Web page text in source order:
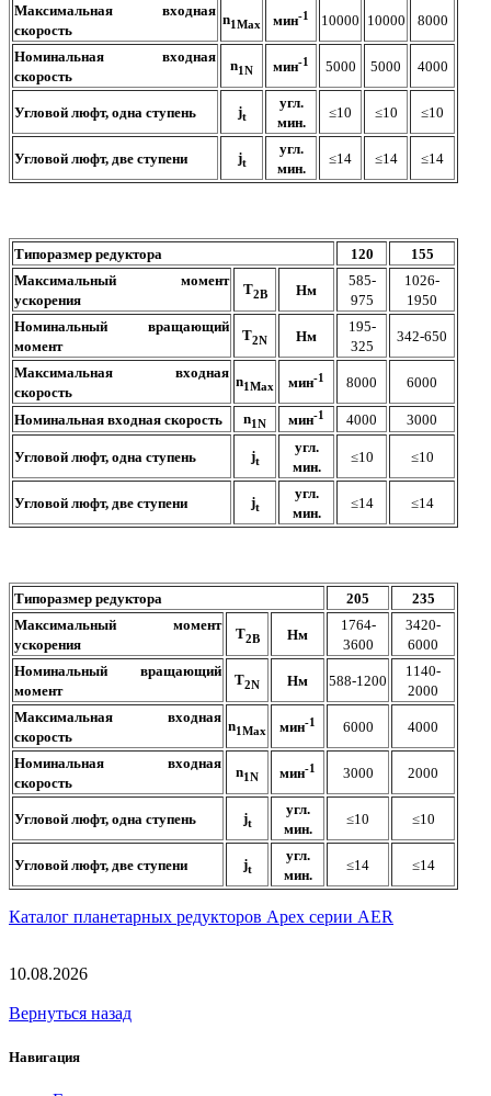
Максимальная входная
скорость
n1Max мин-1 10000 10000 8000
Номинальная входная
скорость
n1N мин-1 5000 5000 4000
Угловой люфт, одна ступень jt
угл.
мин.
≤10 ≤10 ≤10
Угловой люфт, две ступени jt
угл.
мин.
≤14 ≤14 ≤14
Типоразмер редуктора 120
155
Максимальный момент
ускорения
T2B Нм
585-
975
1026-
1950
Номинальный вращающий
момент
T2N Нм
195-
325
342-650
Максимальная входная
скорость
n1Max мин-1 8000 6000
Номинальная входная скорость n1N мин-1 4000 3000
Угловой люфт, одна ступень jt
угл.
мин.
≤10 ≤10
Угловой люфт, две ступени jt
угл.
мин.
≤14 ≤14
Типоразмер редуктора 205
235
Максимальный момент
ускорения
T2B Нм
1764-
3600
3420-
6000
Номинальный вращающий
момент
T2N Нм 588-1200
1140-
2000
Максимальная входная
скорость
n1Max мин-1 6000 4000
Номинальная входная
скорость
n1N мин-1 3000 2000
Угловой люфт, одна ступень jt
угл.
мин.
≤10 ≤10
Угловой люфт, две ступени jt
угл.
мин.
≤14 ≤14
Каталог планетарных редукторов Apex серии AER
10.08.2026
Вернуться назад
Навигация